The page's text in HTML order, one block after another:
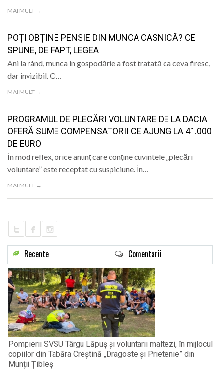
MAI MULT →
POȚI OBȚINE PENSIE DIN MUNCA CASNICĂ? CE
SPUNE, DE FAPT, LEGEA
Ani la rând, munca în gospodărie a fost tratată ca ceva firesc,
dar invizibil. O…
MAI MULT →
PROGRAMUL DE PLECĂRI VOLUNTARE DE LA DACIA
OFERĂ SUME COMPENSATORII CE AJUNG LA 41.000
DE EURO
În mod reflex, orice anunț care conține cuvintele „plecări
voluntare” este receptat cu suspiciune. În…
MAI MULT →
Recente Comentarii
Pompierii SVSU Târgu Lăpuș și voluntarii maltezi, în mijlocul
copiilor din Tabăra Creștină „Dragoste și Prietenie” din
Munții Țibleș